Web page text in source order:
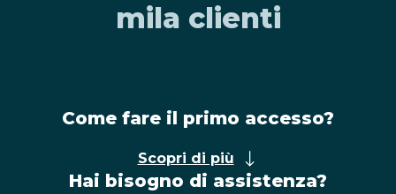
mila clienti
Come fare il primo accesso?
Scopri di più
Hai bisogno di assistenza?